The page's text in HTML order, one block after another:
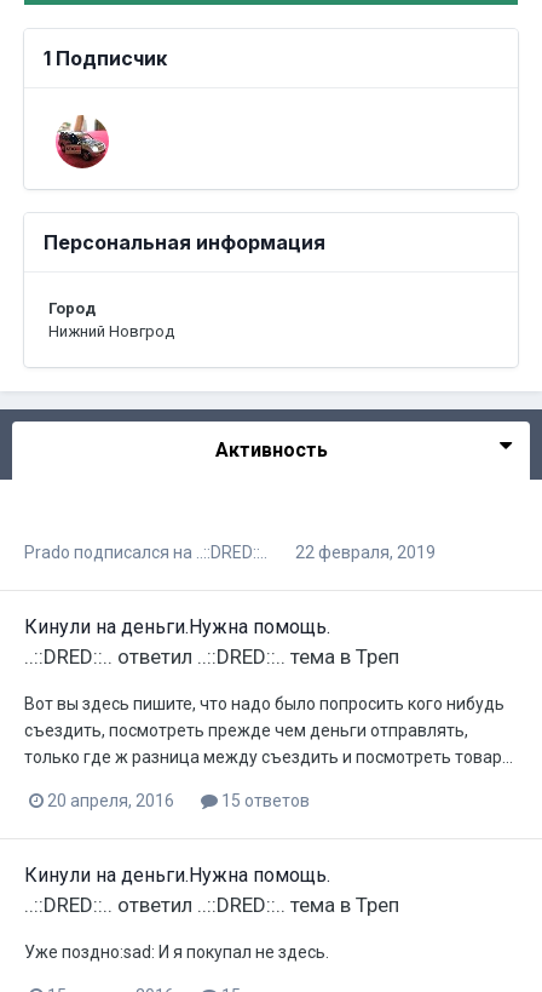
1 Подписчик
Персональная информация
Город
Нижний Новгрод
Активность
Prado подписался на ..::DRED::.. 22 февраля, 2019
Кинули на деньги.Нужна помощь.
..::DRED::.. ответил ..::DRED::.. тема в Треп
Вот вы здесь пишите, что надо было попросить кого нибудь
съездить, посмотреть прежде чем деньги отправлять,
только где ж разница между съездить и посмотреть товар...
20 апреля, 2016 15 ответов
Кинули на деньги.Нужна помощь.
..::DRED::.. ответил ..::DRED::.. тема в Треп
Уже поздно:sad: И я покупал не здесь.